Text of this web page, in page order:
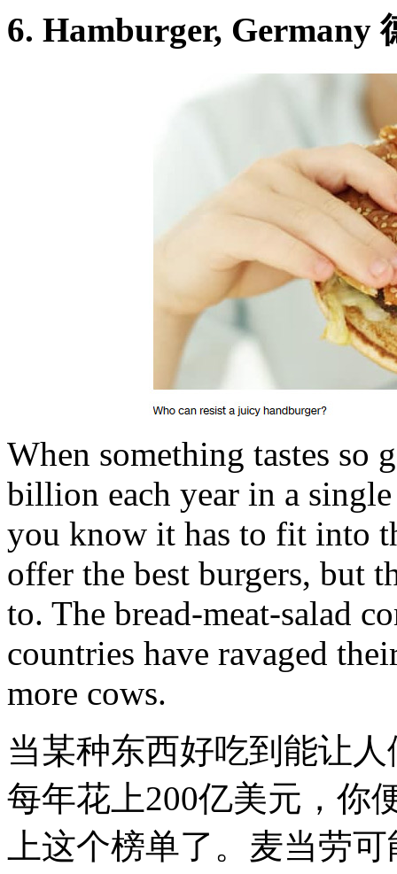
6. Hamburger, Germany
When something tastes so
billion each year in a
you know it has to fit into
offer the best burgers, but
to. The bread-meat-salad
countries have ravaged
more cows.
当某种东西好吃到能让
每年花上200亿美元，你
上这个榜单了。麦当劳